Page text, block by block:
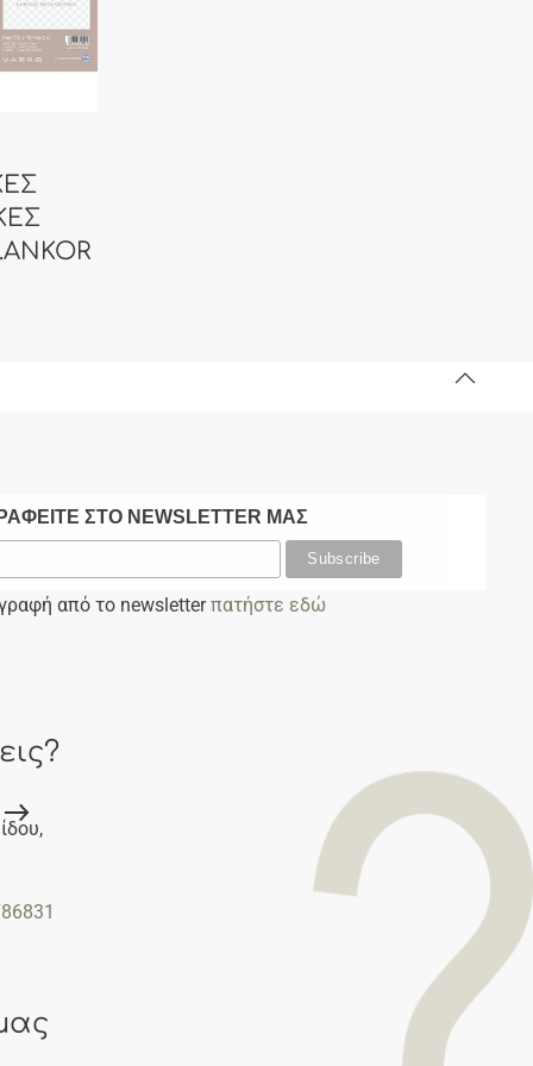
ΣΤΟ NEWSLETTER ΜΑΣ
από το newsletterπατήστε εδώ